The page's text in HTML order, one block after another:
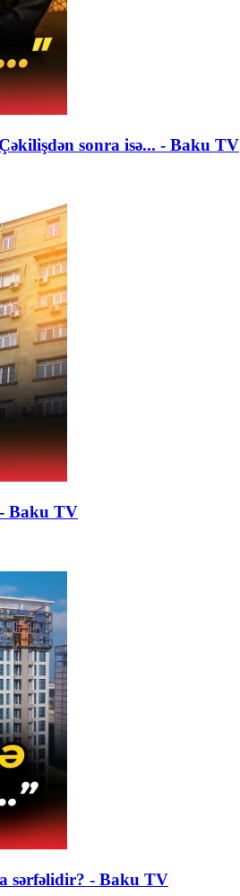
sonra isə... - Baku TV
Baku TV
sərfəlidir? - Baku TV